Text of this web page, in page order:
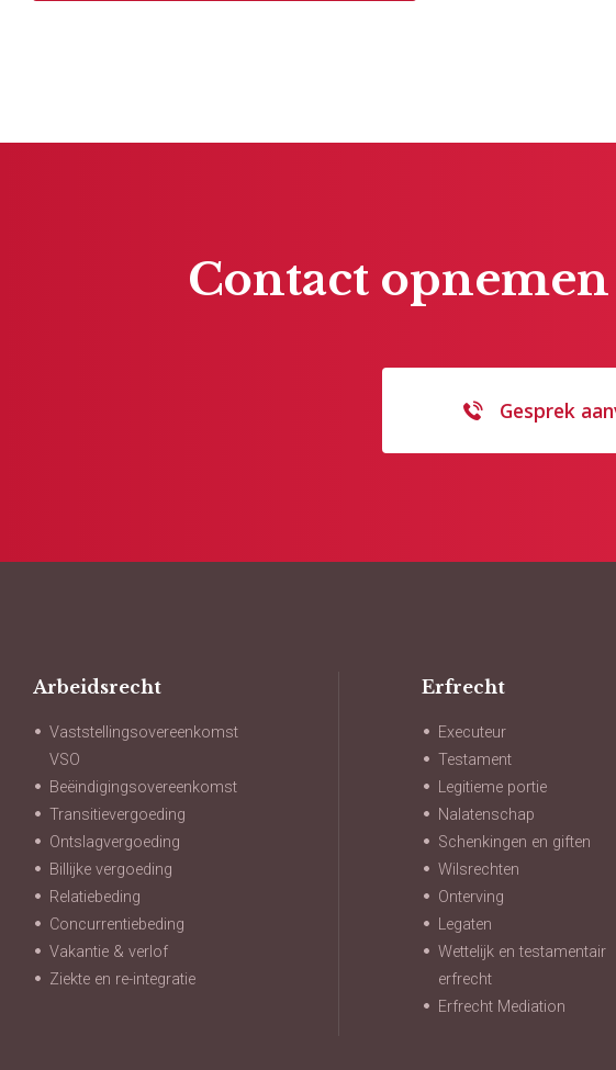
Contact
Gesprek
Arbeidsrecht
Vaststellingsovereenkomst
VSO
Beëindigingsovereenkomst
Transitievergoeding
Ontslagvergoeding
Billijke vergoeding
Relatiebeding
Concurrentiebeding
Vakantie & verlof
Ziekte en re-integratie
Erfrecht
Executeur
Testament
Legitieme portie
Nalatenschap
Schenkingen en giften
Wilsrechten
Onterving
Legaten
Wettelijk en testamentair
erfrecht
Erfrecht Mediation